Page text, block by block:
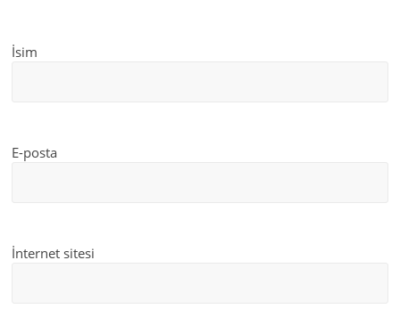
İsim
E-posta
İnternet sitesi